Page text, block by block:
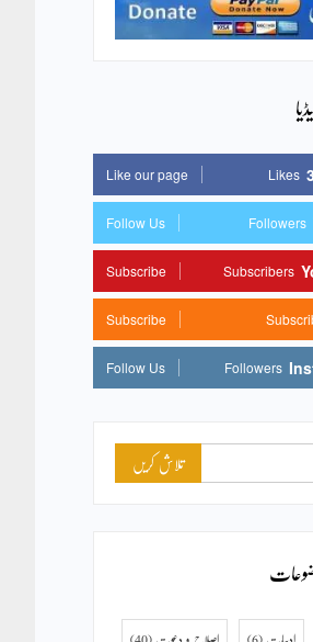
Likes
Like our page
Followers
Follow Us
Subscribers
Subscribe
Subscribe
Followers
Follow Us
ادبیات (6) اصلاح و دعوت (40)